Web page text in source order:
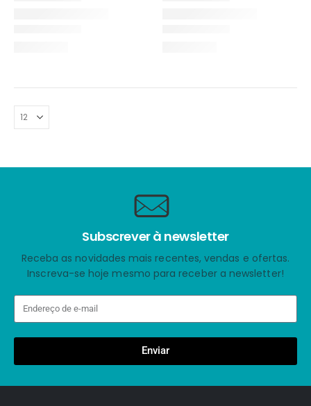
Subscrever à newsletter
Receba as novidades mais recentes, vendas e ofertas.
Inscreva-se hoje mesmo para receber a newsletter!
Enviar